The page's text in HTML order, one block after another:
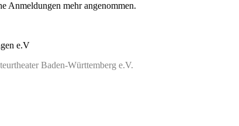
Anmeldungen mehr angenommen.
e.V
Baden-Württemberg e.V.